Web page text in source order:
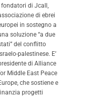
fondatori di Jcall,
di ebrei
in sostegno a
soluzione “a due
del conflitto
palestinese. E’
di Alliance
Middle East Peace
che sostiene e
progetti